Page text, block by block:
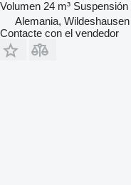
Volumen 24 m³ Suspensión
Alemania, Wildeshausen
Contacte con el vendedor